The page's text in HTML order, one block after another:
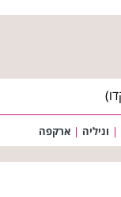
| וניליה | ארקפה